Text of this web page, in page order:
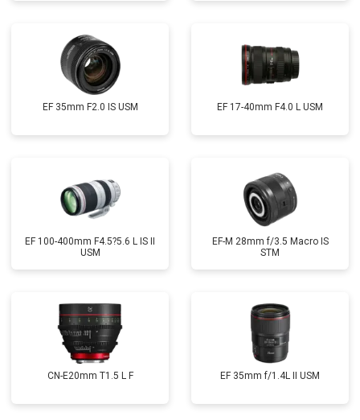
EF 35mm F2.0 IS USM EF 17-40mm F4.0 L USM
EF 100-400mm F4.5?5.6 L IS II
USM
EF-M 28mm f/3.5 Macro IS
STM
CN-E20mm T1.5 L F EF 35mm f/1.4L II USM